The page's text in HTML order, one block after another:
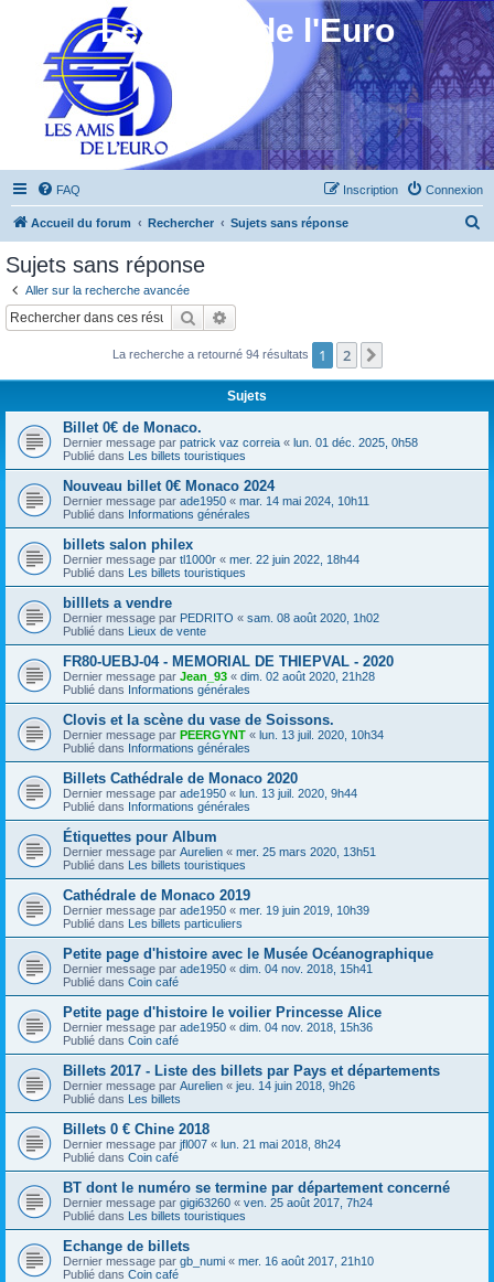
Les Amis de l'Euro
FAQ Connexion
Inscription
Accueil du forum Rechercher Sujets sans réponse
c
Sujets sans réponse
Aller sur la recherche avancée
Rechercher
La recherche a retourné 94 résultats 1 2
Sujets
Billet 0€ de Monaco.
Dernier message par patrick vaz correia « lun. 01 déc. 2025, 0h58
Publié dans Les billets touristiques
Nouveau billet 0€ Monaco 2024
Dernier message par ade1950 « mar. 14 mai 2024, 10h11
Publié dans Informations générales
billets salon philex
Dernier message par tl1000r « mer. 22 juin 2022, 18h44
Publié dans Les billets touristiques
billlets a vendre
Dernier message par PEDRITO « sam. 08 août 2020, 1h02
Publié dans Lieux de vente
FR80-UEBJ-04 - MEMORIAL DE THIEPVAL - 2020
Dernier message par Jean_93 « dim. 02 août 2020, 21h28
Publié dans Informations générales
Clovis et la scène du vase de Soissons.
Dernier message par PEERGYNT « lun. 13 juil. 2020, 10h34
Publié dans Informations générales
Billets Cathédrale de Monaco 2020
Dernier message par ade1950 « lun. 13 juil. 2020, 9h44
Publié dans Informations générales
Étiquettes pour Album
Dernier message par Aurelien « mer. 25 mars 2020, 13h51
Publié dans Les billets touristiques
Cathédrale de Monaco 2019
Dernier message par ade1950 « mer. 19 juin 2019, 10h39
Publié dans Les billets particuliers
Petite page d'histoire avec le Musée Océanographique
Dernier message par ade1950 « dim. 04 nov. 2018, 15h41
Publié dans Coin café
Petite page d'histoire le voilier Princesse Alice
Dernier message par ade1950 « dim. 04 nov. 2018, 15h36
Publié dans Coin café
Billets 2017 - Liste des billets par Pays et départements
Dernier message par Aurelien « jeu. 14 juin 2018, 9h26
Publié dans Les billets
Billets 0 € Chine 2018
Dernier message par jfl007 « lun. 21 mai 2018, 8h24
Publié dans Coin café
BT dont le numéro se termine par département concerné
Dernier message par gigi63260 « ven. 25 août 2017, 7h24
Publié dans Les billets touristiques
Echange de billets
Dernier message par gb_numi « mer. 16 août 2017, 21h10
Publié dans Coin café